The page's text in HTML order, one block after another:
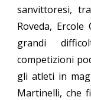
sanvittoresi,
Roveda,
grandi
competizioni
gli atleti in
Martinelli, che